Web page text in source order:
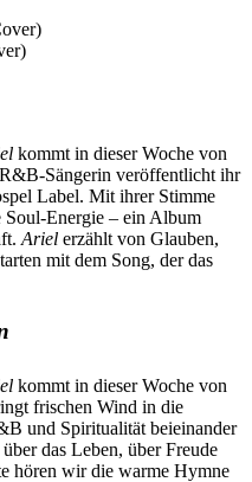
kommt in dieser Woche von
Sängerin veröffentlicht ihr
Label. Mit ihrer Stimme
Soul-Energie – ein Album
Ariel erzählt von Glauben,
mit dem Song, der das
kommt in dieser Woche von
frischen Wind in die
und Spiritualität beieinander
das Leben, über Freude
hören wir die warme Hymne